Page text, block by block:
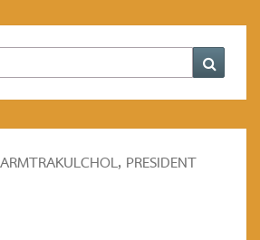
PRESIDENT